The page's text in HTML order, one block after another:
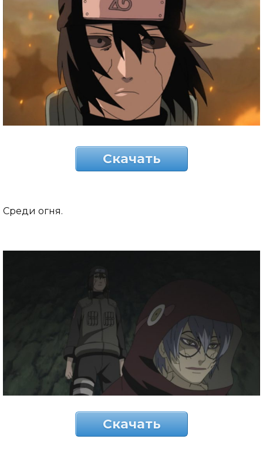
Скачать
Среди огня.
Скачать